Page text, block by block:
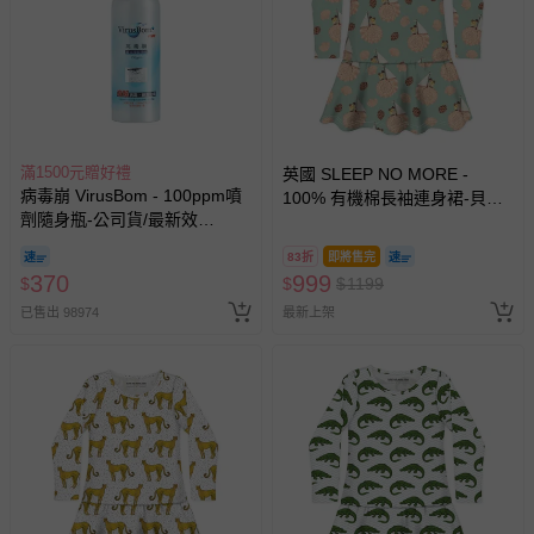
亦保留出貨與否的權利。離島、偏遠地區、樓層親送等加價
費用，可能會另需加收。
商品實際的配達日期，可於訂單個人資料內的查詢訂單內，
已出貨通知之訊息為主。
情形，您可申請更換新品或退貨，請見：退貨的辦理流程
若您對於會員帳號、商品訂購與資訊、購物流程、付款方
媽咪愛客服中心。
預購商品：預購為海外同步代購，遇缺貨即會通知媽咪並協
助取消退款事宜。
會主動以簡訊及mail通知訂單取消事宜，並將提供適當補
償。
滿1500元贈好禮
病毒崩 VirusBom - 100ppm噴
劑隨身瓶-公司貨/最新效
$370
已售出 98974
英國 SLEEP NO MORE -
100% 有機棉長袖連身裙-貝殼
83折 即將售完
$999 $1199
最新上架